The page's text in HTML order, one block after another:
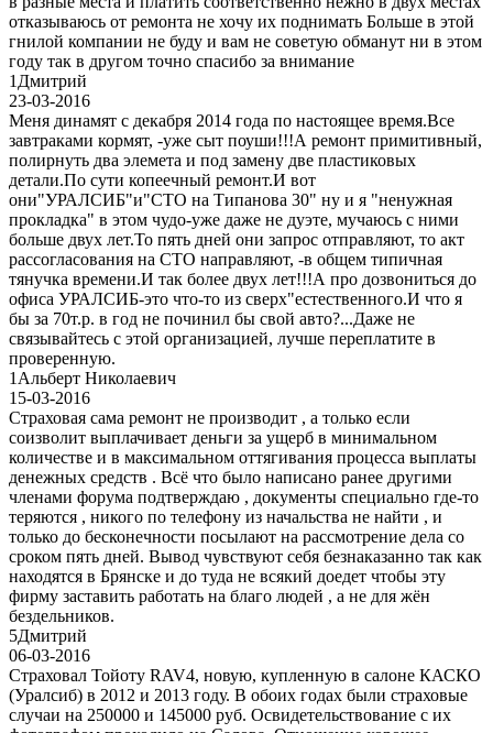
отказываюсь от ремонта не хочу их поднимать Больше в этой
гнилой компании не буду и вам не советую обманут ни в этом
году так в другом точно спасибо за внимание
1 Дмитрий
23-03-2016
Меня динамят с декабря 2014 года по настоящее время.Все
завтраками кормят, -уже сыт поуши!!!А ремонт примитивный,
полирнуть два элемета и под замену две пластиковых
детали.По сути копеечный ремонт.И вот
они"УРАЛСИБ"и"СТО на Типанова 30" ну и я "ненужная
прокладка" в этом чудо-уже даже не дуэте, мучаюсь с ними
больше двух лет.То пять дней они запрос отправляют, то акт
рассогласования на СТО направляют, -в общем типичная
тянучка времени.И так более двух лет!!!А про дозвониться до
офиса УРАЛСИБ-это что-то из сверх"естественного.И что я
бы за 70т.р. в год не починил бы свой авто?...Даже не
связывайтесь с этой организацией, лучше переплатите в
проверенную.
1 Альберт Николаевич
15-03-2016
Страховая сама ремонт не производит , а только если
соизволит выплачивает деньги за ущерб в минимальном
количестве и в максимальном оттягивания процесса выплаты
денежных средств . Всё что было написано ранее другими
членами форума подтверждаю , документы специально где-то
теряются , никого по телефону из начальства не найти , и
только до бесконечности посылают на рассмотрение дела со
сроком пять дней. Вывод чувствуют себя безнаказанно так как
находятся в Брянске и до туда не всякий доедет чтобы эту
фирму заставить работать на благо людей , а не для жён
бездельников.
5Дмитрий
06-03-2016
Страховал Тойоту RAV4, новую, купленную в салоне КАСКО
(Уралсиб) в 2012 и 2013 году. В обоих годах были страховые
случаи на 250000 и 145000 руб. Освидетельствование с их